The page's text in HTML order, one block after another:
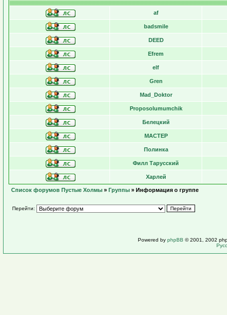
af
badsmile
DEED
Efrem
elf
Gren
Mad_Doktor
Proposolumumchik
Белецкий
МАСТЕР
Полинка
Филл Тарусский
Харлей
Список форумов Пустые Холмы » Группы » Информация о группе
Перейти:
Powered by phpBB © 2001, 2002